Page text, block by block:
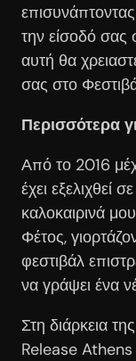
την είσοδό
αυτή θα
σας στο
Περισσότερα
Από το 2016
έχει εξελιχθεί
καλοκαιρινά
Φέτος,
φεστιβάλ
να γράψει ένα
Στη διάρκεια
Release Athens